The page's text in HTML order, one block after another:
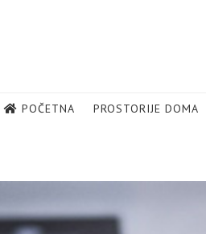
POČETNA PROSTORIJE DOMA